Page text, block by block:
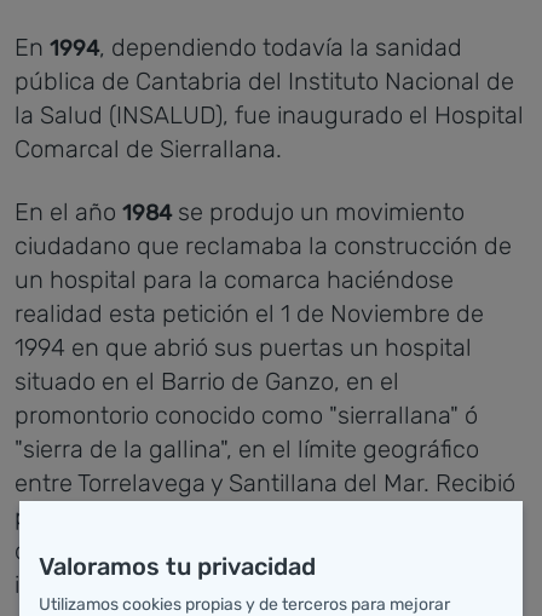
En 1994, dependiendo todavía la sanidad
pública de Cantabria del Instituto Nacional de
la Salud (INSALUD), fue inaugurado el Hospital
Comarcal de Sierrallana.
En el año 1984se produjo un movimiento
ciudadano que reclamaba la construcción de
un hospital para la comarca haciéndose
realidad esta petición el 1 de Noviembre de
1994 en que abrió sus puertas un hospital
situado en el Barrio de Ganzo, en el
promontorio conocido como "sierrallana" ó
"sierra de la gallina", en el límite geográfico
entre Torrelavega y Santillana del Mar. Recibió
por "uso" el nombre de Hospital Sierrallana ya
que nunca hubo un acto oficial de
inauguración del mismo.
Valoramos tu privacidad
Utilizamos cookies propias y de terceros para mejorar